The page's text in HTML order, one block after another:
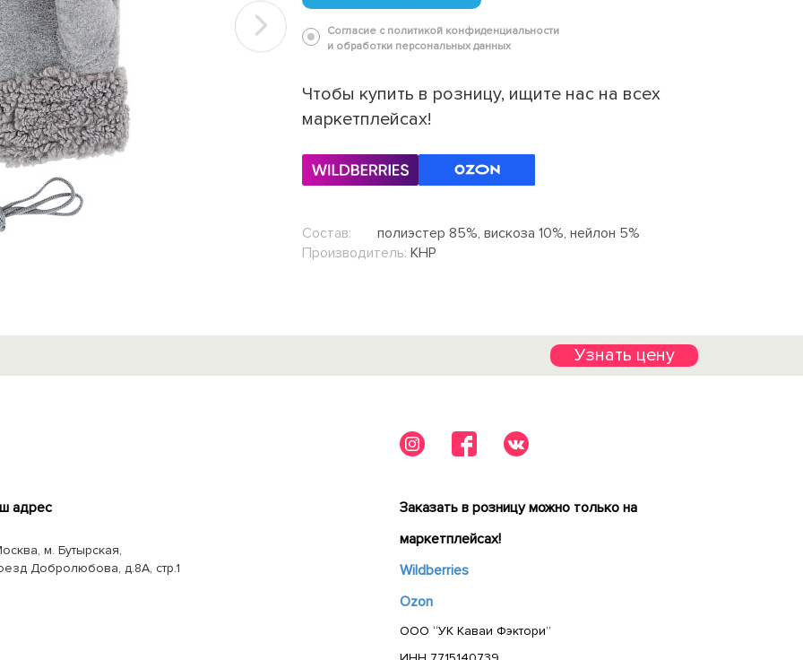
Согласие с политикой конфиденциальности
и обработки персональных данных
Чтобы купить в розницу, ищите нас на всех
маркетплейсах!
Состав:
полиэстер 85%, вискоза 10%, нейлон 5%
Производитель: КНР
Узнать цену
адрес
м. Бутырская,
Добролюбова, д.8А, стр.1
Заказать в розницу можно только на
маркетплейсах!
Wildberries
Ozon
ООО “УК Каваи Фэктори”